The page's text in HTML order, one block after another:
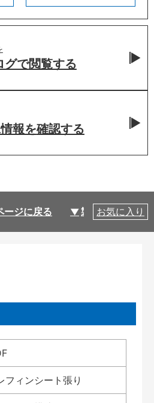
グで閲覧する
報を確認する
ージに戻る 製品仕様
お気に入り
フィンシート張り